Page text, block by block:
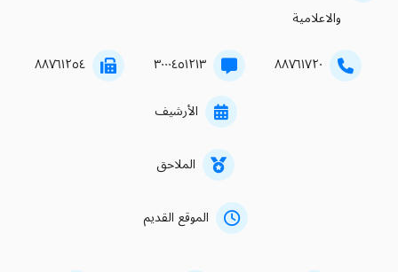
والاعلامية
۸۸۷٦۱۷۲۰ ۳۰۰۰٤٥۱۲۱۳ ۸۸۷٦۱۲٥٤
الأرشيف
الملاحق
الموقع القديم